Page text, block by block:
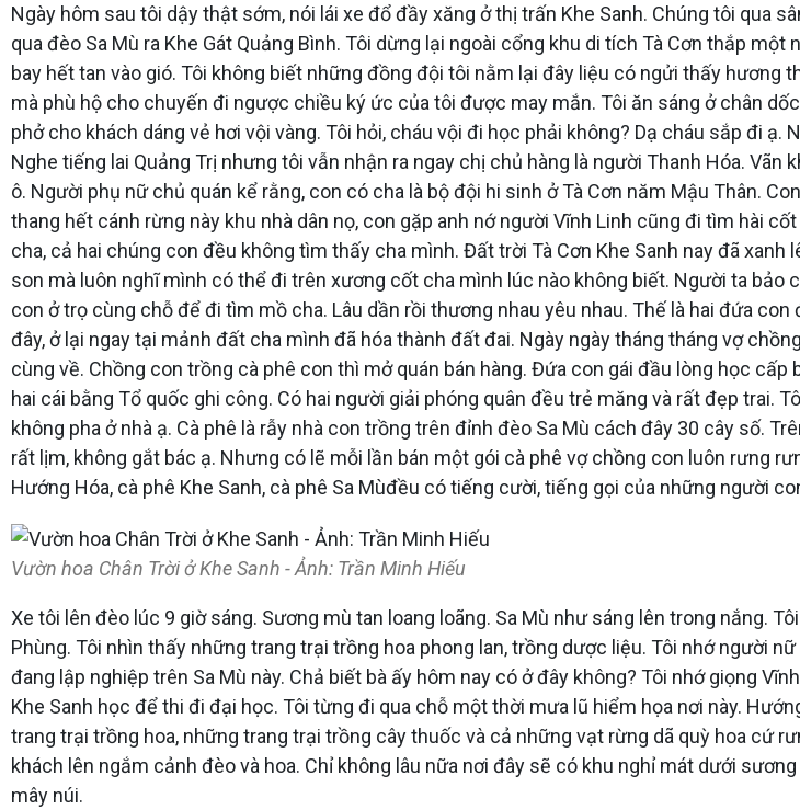
Ngày hôm sau tôi dậy thật sớm, nói lái xe đổ đầy xăng ở thị trấn Khe Sanh. Chúng tôi qua
qua đèo Sa Mù ra Khe Gát Quảng Bình. Tôi dừng lại ngoài cổng khu di tích Tà Cơn thắp
bay hết tan vào gió. Tôi không biết những đồng đội tôi nằm lại đây liệu có ngửi thấy
mà phù hộ cho chuyến đi ngược chiều ký ức của tôi được may mắn. Tôi ăn sáng ở chân
phở cho khách dáng vẻ hơi vội vàng. Tôi hỏi, cháu vội đi học phải không? Dạ cháu sắp đi
Nghe tiếng lai Quảng Trị nhưng tôi vẫn nhận ra ngay chị chủ hàng là người Thanh Hóa.
ô. Người phụ nữ chủ quán kể rằng, con có cha là bộ đội hi sinh ở Tà Cơn năm Mậu Thân.
thang hết cánh rừng này khu nhà dân nọ, con gặp anh nớ người Vĩnh Linh cũng đi tìm hài
cha, cả hai chúng con đều không tìm thấy cha mình. Đất trời Tà Cơn Khe Sanh nay đã
son mà luôn nghĩ mình có thể đi trên xương cốt cha mình lúc nào không biết. Người ta
con ở trọ cùng chỗ để đi tìm mồ cha. Lâu dần rồi thương nhau yêu nhau. Thế là hai đứa
đây, ở lại ngay tại mảnh đất cha mình đã hóa thành đất đai. Ngày ngày tháng tháng vợ
cùng về. Chồng con trồng cà phê con thì mở quán bán hàng. Đứa con gái đầu lòng học
hai cái bằng Tổ quốc ghi công. Có hai người giải phóng quân đều trẻ măng và rất đẹp trai.
không pha ở nhà ạ. Cà phê là rẫy nhà con trồng trên đỉnh đèo Sa Mù cách đây 30 cây số.
rất lịm, không gắt bác ạ. Nhưng có lẽ mỗi lần bán một gói cà phê vợ chồng con luôn rưng
Hướng Hóa, cà phê Khe Sanh, cà phê Sa Mùđều có tiếng cười, tiếng gọi của những người
Vườn hoa Chân Trời ở Khe Sanh - Ảnh: Trần Minh Hiếu
Xe tôi lên đèo lúc 9 giờ sáng. Sương mù tan loang loãng. Sa Mù như sáng lên trong nắng.
Phùng. Tôi nhìn thấy những trang trại trồng hoa phong lan, trồng dược liệu. Tôi nhớ người
đang lập nghiệp trên Sa Mù này. Chả biết bà ấy hôm nay có ở đây không? Tôi nhớ giọng
Khe Sanh học để thi đi đại học. Tôi từng đi qua chỗ một thời mưa lũ hiểm họa nơi này.
trang trại trồng hoa, những trang trại trồng cây thuốc và cả những vạt rừng dã quỳ hoa cứ
khách lên ngắm cảnh đèo và hoa. Chỉ không lâu nữa nơi đây sẽ có khu nghỉ mát dưới
mây núi.